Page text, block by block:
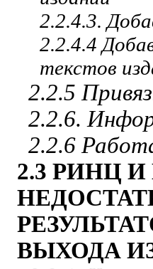
2.2.4.3.
2.2.4.4
текстов
2.2.5
2.2.6.
2.2.6
2.3 РИНЦ
ВЫХОДА